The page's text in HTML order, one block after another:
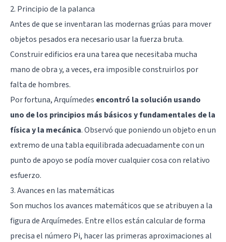
2. Principio de la palanca
Antes de que se inventaran las modernas grúas para mover
objetos pesados era necesario usar la fuerza bruta.
Construir edificios era una tarea que necesitaba mucha
mano de obra y, a veces, era imposible construirlos por
falta de hombres.
Por fortuna, Arquímedes encontró la solución usando
uno de los principios más básicos y fundamentales de la
física y la mecánica. Observó que poniendo un objeto en un
extremo de una tabla equilibrada adecuadamente con un
punto de apoyo se podía mover cualquier cosa con relativo
esfuerzo.
3. Avances en las matemáticas
Son muchos los avances matemáticos que se atribuyen a la
figura de Arquímedes. Entre ellos están calcular de forma
precisa el número Pi, hacer las primeras aproximaciones al